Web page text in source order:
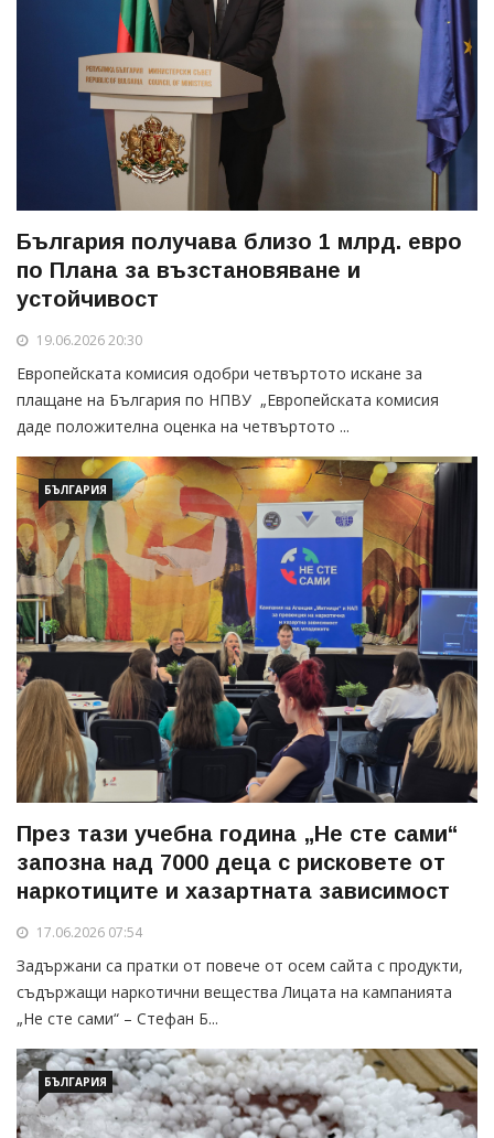
България получава близо 1 млрд. евро
по Плана за възстановяване и
устойчивост
19.06.2026 20:30
Европейската комисия одобри четвъртото искане за
плащане на България по НПВУ „Европейската комисия
даде положителна оценка на четвъртото ...
БЪЛГАРИЯ
През тази учебна година „Не сте сами“
запозна над 7000 деца с рисковете от
наркотиците и хазартната зависимост
17.06.2026 07:54
Задържани са пратки от повече от осем сайта с продукти,
съдържащи наркотични вещества Лицата на кампанията
„Не сте сами“ – Стефан Б...
БЪЛГАРИЯ